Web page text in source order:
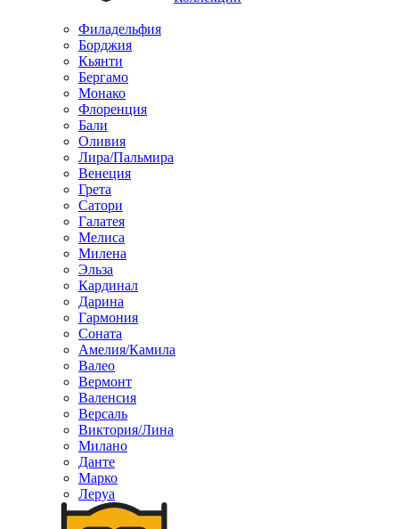
Филадельфия
Борджия
Кьянти
Бергамо
Монако
Флоренция
Бали
Оливия
Лира/Пальмира
Венеция
Грета
Сатори
Галатея
Мелиса
Милена
Эльза
Кардинал
Дарина
Гармония
Соната
Амелия/Камила
Валео
Вермонт
Валенсия
Версаль
Виктория/Лина
Милано
Данте
Марко
Леруа